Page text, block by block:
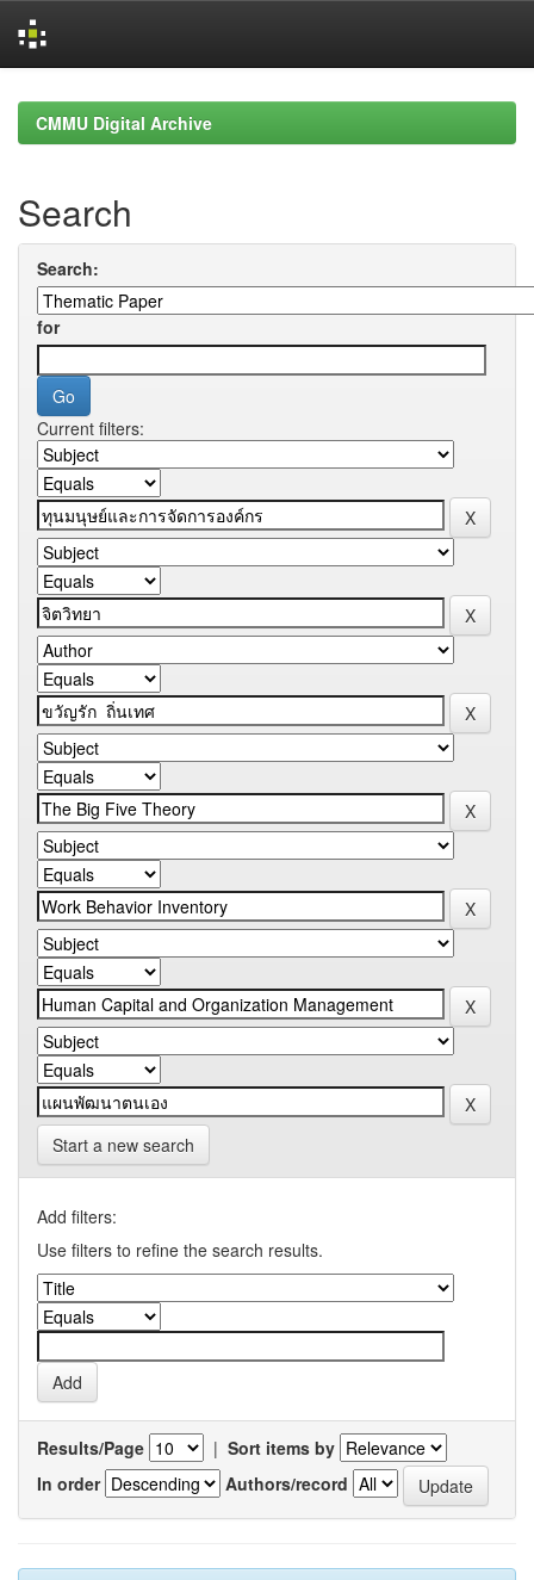
navigationCMMU Digital Archive
Search
Search:
for
Current filters:
Start a new search
Add filters:
Use filters to refine the search results.
Results/Page | Sort items by
In order
Authors/record